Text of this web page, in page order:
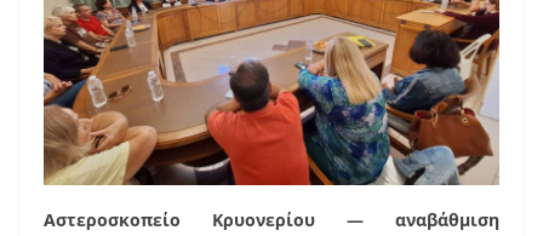
Αστεροσκοπείο Κρυονερίου — αναβάθμιση